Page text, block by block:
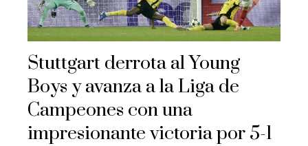
Stuttgart derrota al Young
Boys y avanza a la Liga de
Campeones con una
impresionante victoria por 5-1